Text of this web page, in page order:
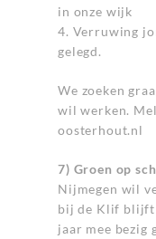
in onze wijk
4. Verruwing
gelegd.
We zoeken
wil werken.
oosterhout.nl
7) Groen op
Nijmegen wil
bij de Klif blijft
jaar mee bezig